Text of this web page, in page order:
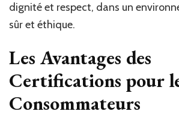
dignité et respect, dans un
sûr et éthique.
Les Avantages des
Certifications pour
Consommateurs